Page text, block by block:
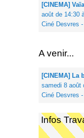
[CINEMA]
août de 14:30
Ciné Desvres
A venir...
[CINEMA] La
samedi 8 août
Ciné Desvres
Infos